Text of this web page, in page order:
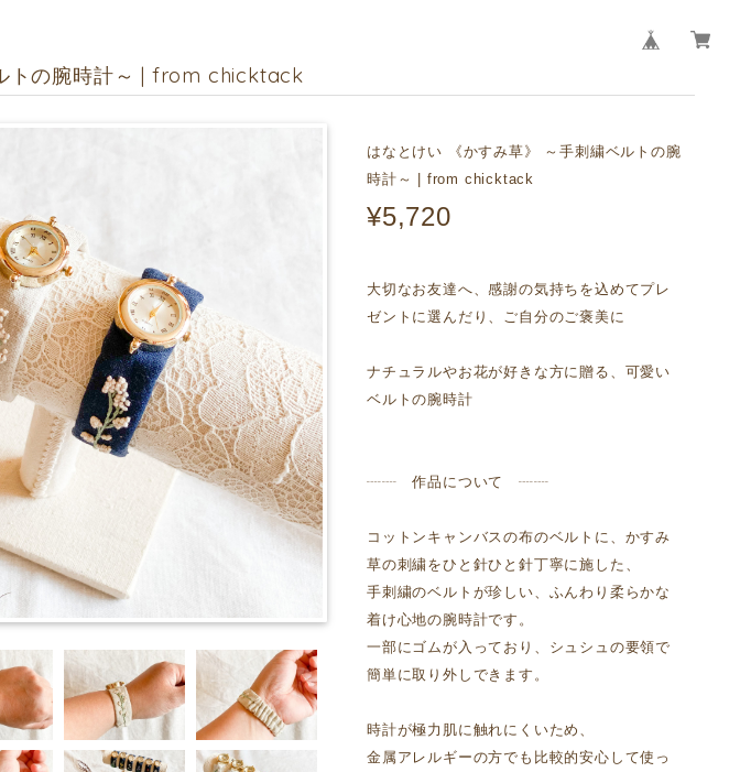
トの腕時計～ | from chicktack
はなとけい 《かすみ草》 ～手刺繍ベルトの腕
時計～ | from chicktack
¥5,720
大切なお友達へ、感謝の気持ちを込めてプレ
ゼントに選んだり、ご自分のご褒美に
ナチュラルやお花が好きな方に贈る、可愛い
ベルトの腕時計
┈┈ 作品について ┈┈
コットンキャンバスの布のベルトに、かすみ
草の刺繍をひと針ひと針丁寧に施した、
手刺繍のベルトが珍しい、ふんわり柔らかな
着け心地の腕時計です。
一部にゴムが入っており、シュシュの要領で
簡単に取り外しできます。
時計が極力肌に触れにくいため、
金属アレルギーの方でも比較的安心して使っ